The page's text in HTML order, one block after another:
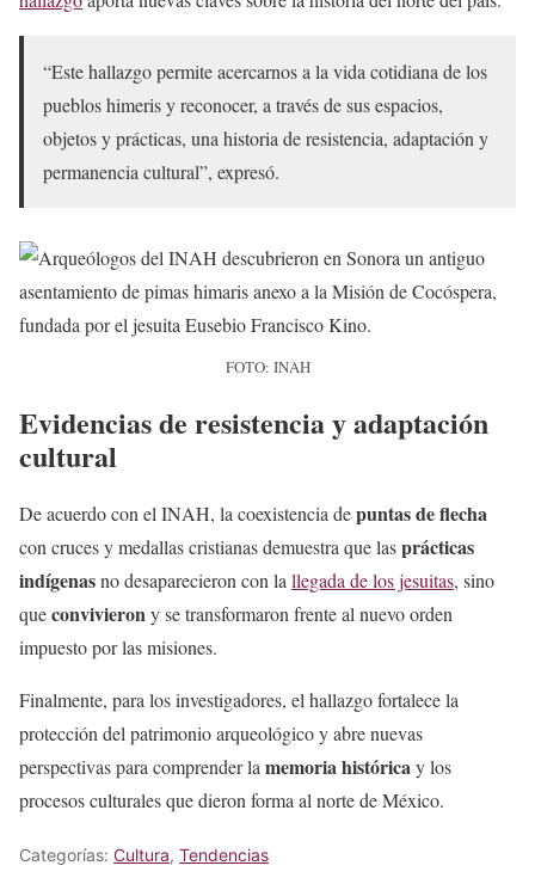
“Este hallazgo permite acercarnos a la vida cotidiana de los
pueblos himeris y reconocer, a través de sus espacios,
objetos y prácticas, una historia de resistencia, adaptación y
permanencia cultural”, expresó.
FOTO: INAH
Evidencias de resistencia y adaptación
cultural
De acuerdo con el INAH, la coexistencia depuntas de flecha
con cruces y medallas cristianas demuestra que lasprácticas
indígenasno desaparecieron con lallegada de los jesuitas, sino
queconvivierony se transformaron frente al nuevo orden
impuesto por las misiones.
Finalmente, para los investigadores, el hallazgo fortalece la
protección del patrimonio arqueológico y abre nuevas
perspectivas para comprender lamemoria históricay los
procesos culturales que dieron forma al norte de México.
Categorías: Cultura, Tendencias